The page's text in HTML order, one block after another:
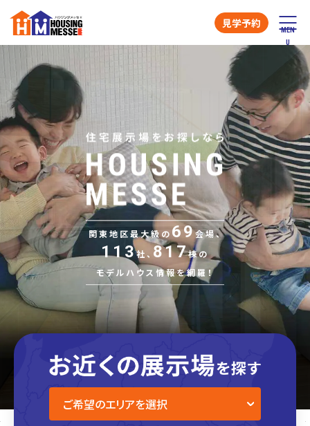
見学予約
関東地区最大級の 69会場、
113社、 817棟の
モデルハウス情報を網羅！